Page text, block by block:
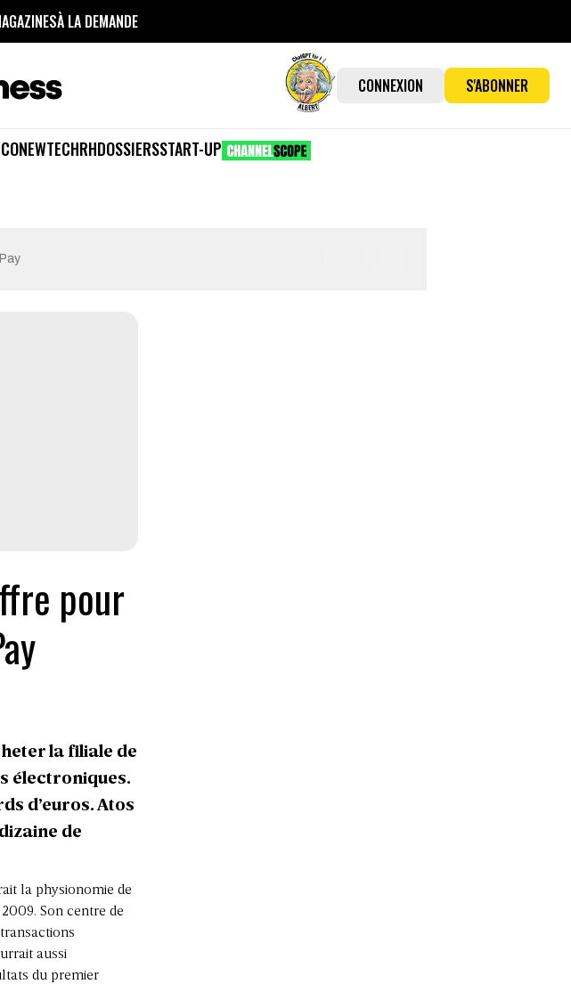
À LA DEMANDE
CONNEXION S'ABONNER
NEWTECHRHDOSSIERSSTART-UP
pour
la filiale de
électroniques.
d’euros. Atos
de
la physionomie de
Son centre de
aussi
du premier